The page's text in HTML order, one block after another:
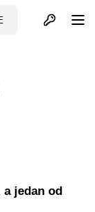
Otvori profil
jedan od